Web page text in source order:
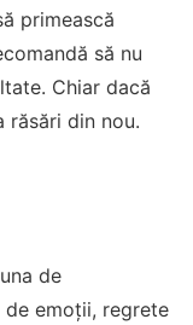
primească
să nu
Chiar dacă
răsări din nou.
de
emoții, regrete